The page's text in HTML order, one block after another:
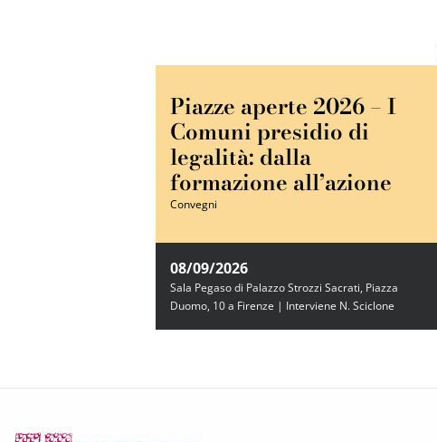
Piazze aperte 2026 – I
Comuni presidio di
legalità: dalla
formazione all’azione
Convegni
08/09/2026
Sala Pegaso di Palazzo Strozzi Sacrati, Piazza
Duomo, 10 a Firenze | Interviene N. Sciclone